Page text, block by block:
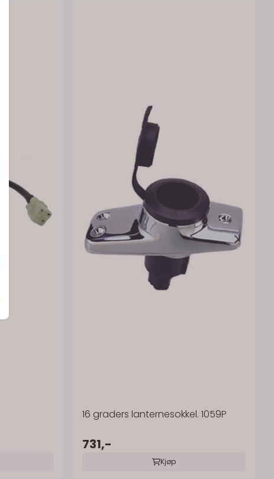
16 graders lanternesokkel. 1059P
731,-
Kjøp